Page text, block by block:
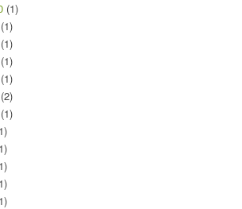
(1)
(1)
(1)
(1)
(1)
(2)
(1)